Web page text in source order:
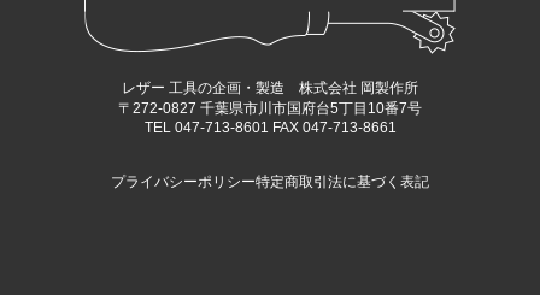
レザー 工具の企画・製造 株式会社 岡製作所
〒272-0827 千葉県市川市国府台5丁目10番7号
TEL 047-713-8601 FAX 047-713-8661
プライバシーポリシー特定商取引法に基づく表記